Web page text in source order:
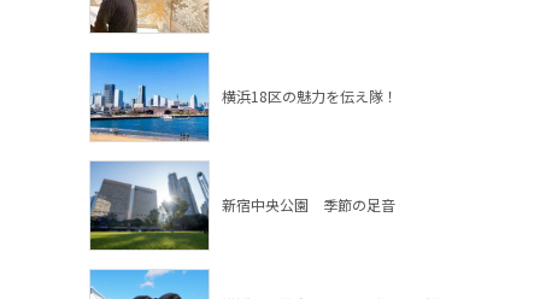
横浜18区の魅力を伝え隊！
新宿中央公園 季節の足音